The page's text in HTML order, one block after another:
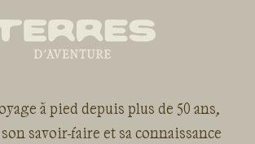
à pied depuis plus de 50 ans,
savoir-faire et sa connaissance